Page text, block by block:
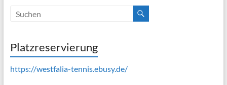
Platzreservierung
https://westfalia-tennis.ebusy.de/